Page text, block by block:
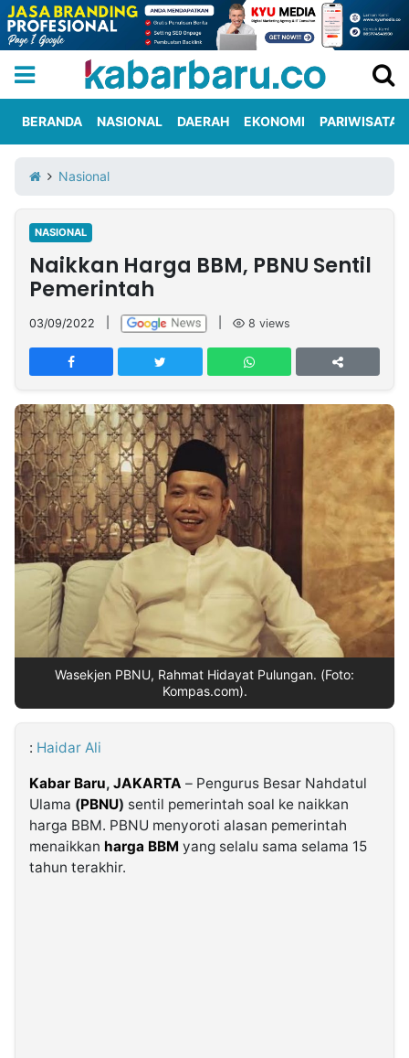
Iklan
Berita
Kami
Nasional
International
Olahraga
Entertainment
Daerah
Pariwisata
Kuliner
Kolom
Network
PT
TREETAN
MULTIMEDIA
INDONESIA
Partner
Insight
NTB
Suara
Time
Lens
IDN
Daily
Jogja
Jalan
Rakyat
Idealita
News
Kita
Notice
Dinamikapost.com
Radar
Baru
Seedbacklink
Kabarbaru
Kabarbaru.co
BERANDA NASIONAL DAERAH EKONOMI PARIWISATA
Nasional
NASIONAL
Naikkan Harga BBM, PBNU Sentil
Pemerintah
03/09/2022 8 views
Wasekjen PBNU, Rahmat Hidayat Pulungan. (Foto:
Kompas.com).
: Haidar Ali
Kabar Baru, JAKARTA – Pengurus Besar Nahdatul
Ulama (PBNU) sentil pemerintah soal ke naikkan
harga BBM. PBNU menyoroti alasan pemerintah
menaikkan harga BBM yang selalu sama selama 15
tahun terakhir.